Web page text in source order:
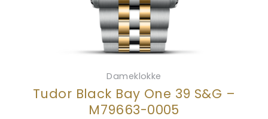
Dameklokke
Tudor Black Bay One 39 S&G –
M79663-0005